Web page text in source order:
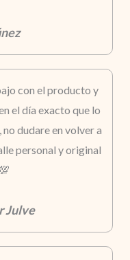
con el producto y
el día exacto que lo
dudare en volver a
personal y original
Julve